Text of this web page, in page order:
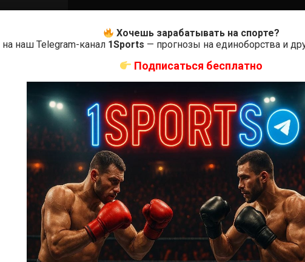
Виталий Минаков – Джош Коуплэнд
8 лет тому назад Решит Сабитов
Хочешь зарабатывать на спорте?
наш Telegram-канал 1Sports — прогнозы на единоборства и
Подписаться бесплатно